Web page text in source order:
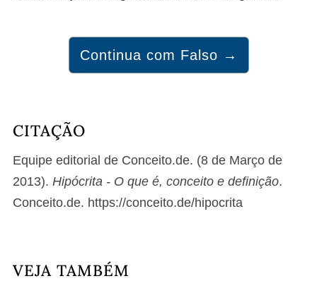
Continua com Falso →
CITAÇÃO
Equipe editorial de Conceito.de. (8 de Março de
2013). Hipócrita - O que é, conceito e definição.
Conceito.de. https://conceito.de/hipocrita
VEJA TAMBÉM